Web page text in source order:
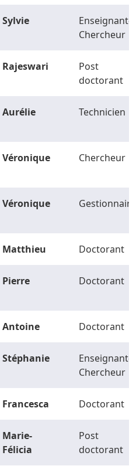
Sylvie
Enseignant-
Chercheur
Rajeswari
Post
doctorant
Aurélie Technicien
Véronique Chercheur
Véronique Gestionnaire
Matthieu Doctorant
Pierre Doctorant
Antoine Doctorant
Stéphanie
Enseignant-
Chercheur
Francesca Doctorant
Marie-
Félicia
Post
doctorant